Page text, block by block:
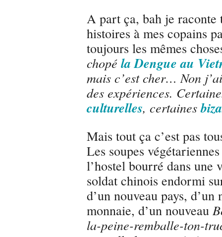
A part ça, bah je raconte
histoires à mes copains
toujours les mêmes
chopé la Dengue au
mais c’est cher… Non
des expériences.
culturelles, certaines
Mais tout ça c’est pas
Les soupes
l’hostel bourré dans une
soldat chinois endormi
d’un nouveau pays,
monnaie, d’un nouveau
la-peine-remballe-ton-